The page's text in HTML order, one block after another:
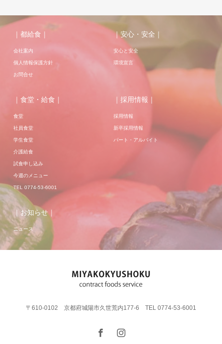
｜都給食｜
会社案内
個人情報保護方針
お問合せ
｜安心・安全｜
安心と安全
環境宣言
｜食堂・給食｜
食堂
社員食堂
学生食堂
介護給食
試食申し込み
今週のメニュー
TEL 0774-53-6001
｜採用情報｜
採用情報
新卒採用情報
パート・アルバイト
｜お知らせ｜
ニュース
〒610-0102 京都府城陽市久世荒内177-6 TEL 0774-53-6001